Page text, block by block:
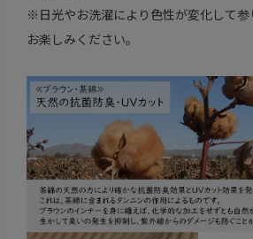
※日光やお洗濯により色性が変化して参
お楽しみください。